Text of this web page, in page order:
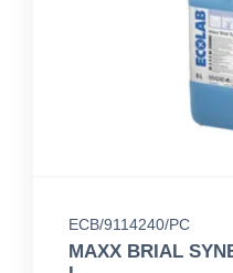
ECB/9114240/PC
MAXX BRIAL